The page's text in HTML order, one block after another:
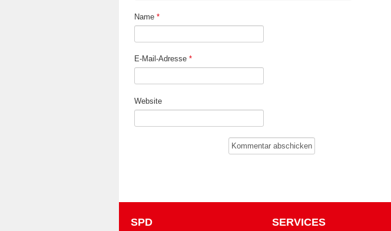
Name *
E-Mail-Adresse *
Website
SPD SERVICES